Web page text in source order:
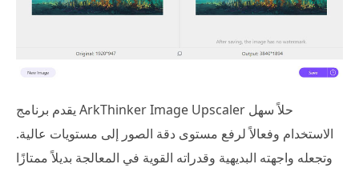
يقدم برنامج ArkThinker Image Upscaler حلاً سهل
الاستخدام وفعالاً لرفع مستوى دقة الصور إلى مستويات عالية.
وتجعله واجهته البديهية وقدراته القوية في المعالجة بديلاً ممتازًا